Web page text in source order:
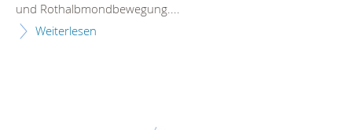
und Rothalbmondbewegung....
Weiterlesen